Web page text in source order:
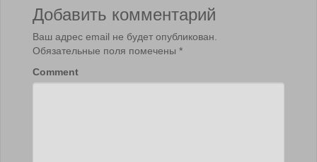
Добавить комментарий
Ваш адрес email не будет опубликован.
Обязательные поля помечены *
Comment